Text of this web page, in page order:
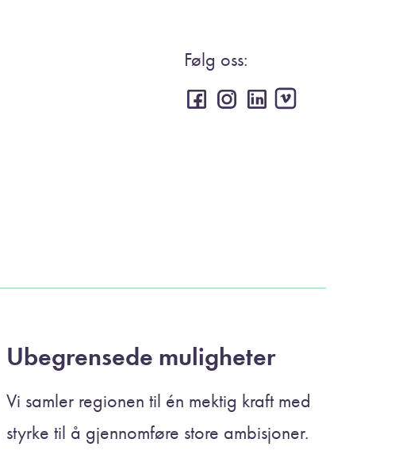
Følg oss:
Ubegrensede muligheter
Vi samler regionen til én mektig kraft med
styrke til å gjennomføre store ambisjoner.